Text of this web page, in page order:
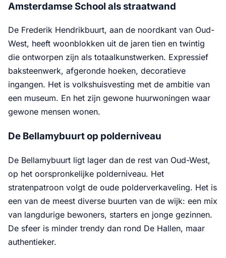
Amsterdamse School als straatwand
De Frederik Hendrikbuurt, aan de noordkant van Oud-
West, heeft woonblokken uit de jaren tien en twintig
die ontworpen zijn als totaalkunstwerken. Expressief
baksteenwerk, afgeronde hoeken, decoratieve
ingangen. Het is volkshuisvesting met de ambitie van
een museum. En het zijn gewone huurwoningen waar
gewone mensen wonen.
De Bellamybuurt op polderniveau
De Bellamybuurt ligt lager dan de rest van Oud-West,
op het oorspronkelijke polderniveau. Het
stratenpatroon volgt de oude polderverkaveling. Het is
een van de meest diverse buurten van de wijk: een mix
van langdurige bewoners, starters en jonge gezinnen.
De sfeer is minder trendy dan rond De Hallen, maar
authentieker.